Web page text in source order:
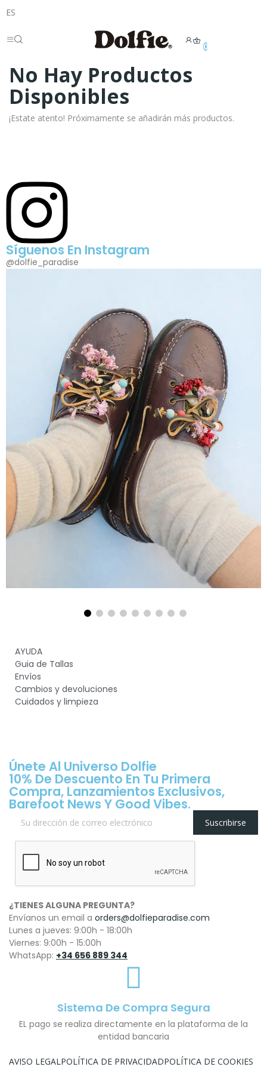
ES
0
No Hay Productos
Disponibles
¡Estate atento! Próximamente se añadirán más productos.
Síguenos En Instagram
@dolfie_paradise
AYUDA
Guia de Tallas
Envíos
Cambios y devoluciones
Cuidados y limpieza
Únete Al Universo Dolfie
10% De Descuento En Tu Primera
Compra, Lanzamientos Exclusivos,
Barefoot News Y Good Vibes.
Suscribirse
¿TIENES ALGUNA PREGUNTA?
Envíanos un email a orders@dolfieparadise.com
Lunes a jueves: 9:00h - 18:00h
Viernes: 9:00h - 15:00h
WhatsApp: +34 656 889 344
Sistema De Compra Segura
EL pago se realiza directamente en la plataforma de la
entidad bancaria
AVISO LEGAL POLÍTICA DE PRIVACIDADPOLÍTICA DE COOKIES